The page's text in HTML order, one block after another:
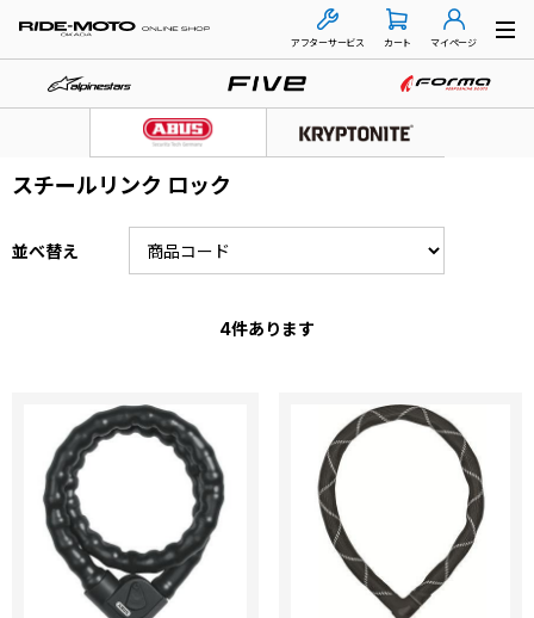
アフターサービス カート マイページ
スチールリンク ロック
並べ替え
4件あります